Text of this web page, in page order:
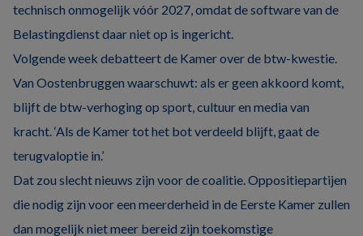
technisch onmogelijk vóór 2027, omdat de software van de
Belastingdienst daar niet op is ingericht.
Volgende week debatteert de Kamer over de btw-kwestie.
Van Oostenbruggen waarschuwt: als er geen akkoord komt,
blijft de btw-verhoging op sport, cultuur en media van
kracht. ‘Als de Kamer tot het bot verdeeld blijft, gaat de
terugvaloptie in.’
Dat zou slecht nieuws zijn voor de coalitie. Oppositiepartijen
die nodig zijn voor een meerderheid in de Eerste Kamer zullen
dan mogelijk niet meer bereid zijn toekomstige